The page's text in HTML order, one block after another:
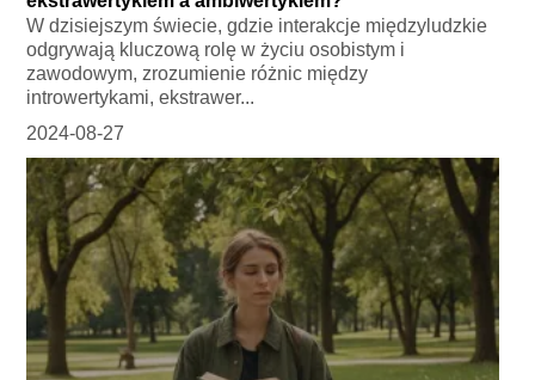
W dzisiejszym świecie, gdzie interakcje międzyludzkie
odgrywają kluczową rolę w życiu osobistym i
zawodowym, zrozumienie różnic między
introwertykami, ekstrawer...
2024-08-27